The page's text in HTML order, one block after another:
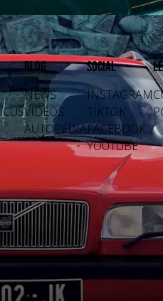
Blog
NEWS
VIDÉOS
AUTOPÉDIA
Social
INSTAGRAM
TIKTOK
FACEBOOK
YOUTUBE